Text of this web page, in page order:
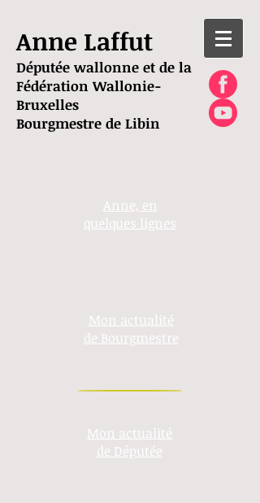
Anne Laffut
Députée wallonne et de la
Fédération Wallonie-
Bruxelles
Bourgmestre de Libin
Anne, en
quelques lignes
Mon actualité
de Bourgmestre
Mon actualité
de Députée